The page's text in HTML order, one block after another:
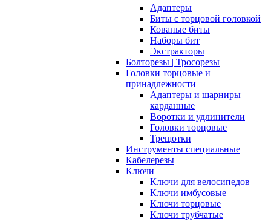
Адаптеры
Биты с торцовой головкой
Кованые биты
Наборы бит
Экстракторы
Болторезы | Тросорезы
Головки торцовые и
принадлежности
Адаптеры и шарниры
карданные
Воротки и удлинители
Головки торцовые
Трещотки
Инструменты специальные
Кабелерезы
Ключи
Ключи для велосипедов
Ключи имбусовые
Ключи торцовые
Ключи трубчатые